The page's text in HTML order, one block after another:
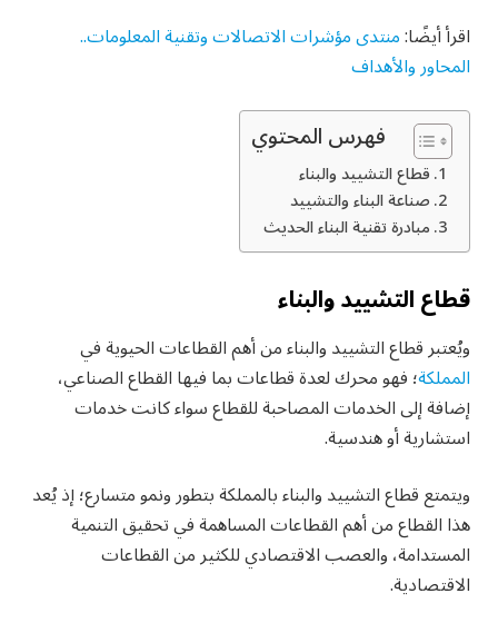
اقرأ أيضًا:منتدى مؤشرات الاتصالات وتقنية المعلومات..
المحاور والأهداف
فهرس المحتوي
قطاع التشييد والبناء
صناعة البناء والتشييد
مبادرة تقنية البناء الحديث
قطاع التشييد والبناء
ويُعتبر قطاع التشييد والبناء من أهم القطاعات الحيوية في
المملكة؛ فهو محرك لعدة قطاعات بما فيها القطاع الصناعي،
إضافة إلى الخدمات المصاحبة للقطاع سواء كانت خدمات
استشارية أو هندسية.
ويتمتع قطاع التشييد والبناء بالمملكة بتطور ونمو متسارع؛ إذ يُعد
هذا القطاع من أهم القطاعات المساهمة في تحقيق التنمية
المستدامة، والعصب الاقتصادي للكثير من القطاعات
الاقتصادية.